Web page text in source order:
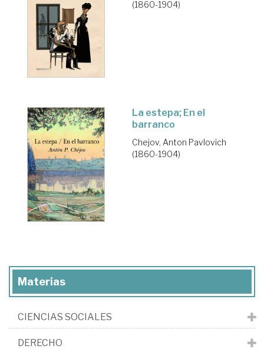
(1860-1904)
La estepa; En el
barranco
Chejov, Anton Pavlovich
(1860-1904)
Materias
CIENCIAS SOCIALES
DERECHO